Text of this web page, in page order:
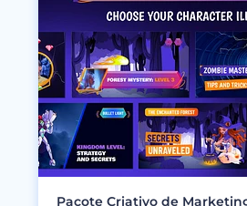
Pacote Criativo de